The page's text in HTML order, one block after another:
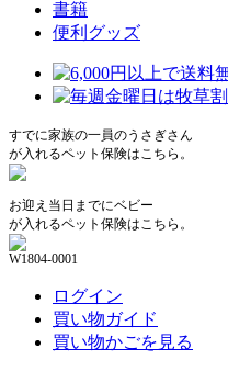
書籍
便利グッズ
すでに家族の一員のうさぎさん
が入れるペット保険はこちら。
お迎え当日までにベビー
が入れるペット保険はこちら。
W1804-0001
ログイン
買い物ガイド
買い物かごを見る